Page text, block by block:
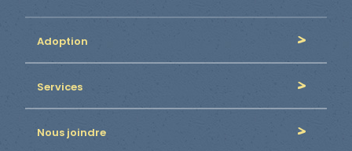
Adoption
Services
Nous joindre